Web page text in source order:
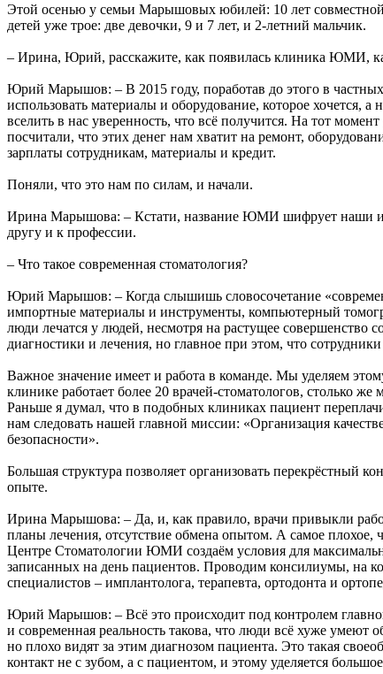
Этой осенью у семьи Марышовых юбилей: 10 лет
детей уже трое: две девочки, 9 и 7 лет, и 2-летний мальчик.
– Ирина, Юрий, расскажите, как появилась клиника ЮМИ,
Юрий Марышов: – В 2015 году, поработав до этого в
использовать материалы и оборудование, которое хочется,
вселить в нас уверенность, что всё получится. На тот
посчитали, что этих денег нам хватит на ремонт,
зарплаты сотрудникам, материалы и кредит.
Поняли, что это нам по силам, и начали.
Ирина Марышова: – Кстати, название ЮМИ шифрует наши
другу и к профессии.
– Что такое современная стоматология?
Юрий Марышов: – Когда слышишь словосочетание
импортные материалы и инструменты, компьютерный
люди лечатся у людей, несмотря на растущее
диагностики и лечения, но главное при этом, что
Важное значение имеет и работа в команде. Мы уделяем
клинике работает более 20 врачей-стоматологов, столько
Раньше я думал, что в подобных клиниках пациент
нам следовать нашей главной миссии: «Организация
безопасности».
Большая структура позволяет организовать перекрёстный
опыте.
Ирина Марышова: – Да, и, как правило, врачи привыкли
планы лечения, отсутствие обмена опытом. А самое
Центре Стоматологии ЮМИ создаём условия для
записанных на день пациентов. Проводим консилиумы, на
специалистов – имплантолога, терапевта, ортодонта и
Юрий Марышов: – Всё это происходит под контролем
и современная реальность такова, что люди всё хуже
но плохо видят за этим диагнозом пациента. Это такая
контакт не с зубом, а с пациентом, и этому уделяется